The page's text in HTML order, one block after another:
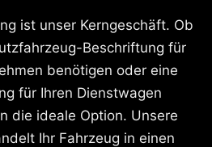
ist unser Kerngeschäft. Ob
Beschriftung für
benötigen oder eine
für Ihren Dienstwagen
die ideale Option. Unsere
Ihr Fahrzeug in einen